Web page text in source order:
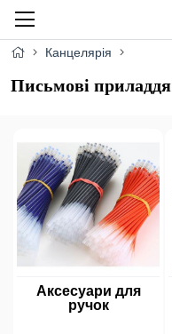
Канцелярія
Письмові приладдя
Аксесуари для
ручок